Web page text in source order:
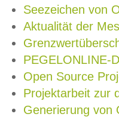
Seezeichen von
Aktualität der
PEGELONLINE-
Open Source
Projektarbeit zur
Generierung von